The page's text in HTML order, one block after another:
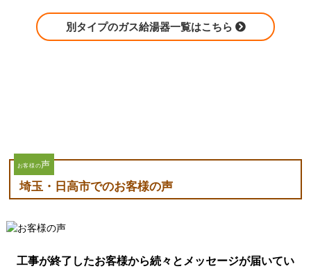
別タイプのガス給湯器一覧はこちら
お客様の声
埼玉・日高市でのお客様の声
工事が終了したお客様から続々とメッセージが届いてい